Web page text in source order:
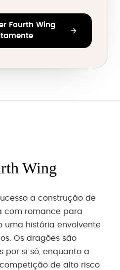
Fourth Wing
Wing
a construção de
com romance para
uma história envolvente
Os dragões são
por si só, enquanto a
de alto risco